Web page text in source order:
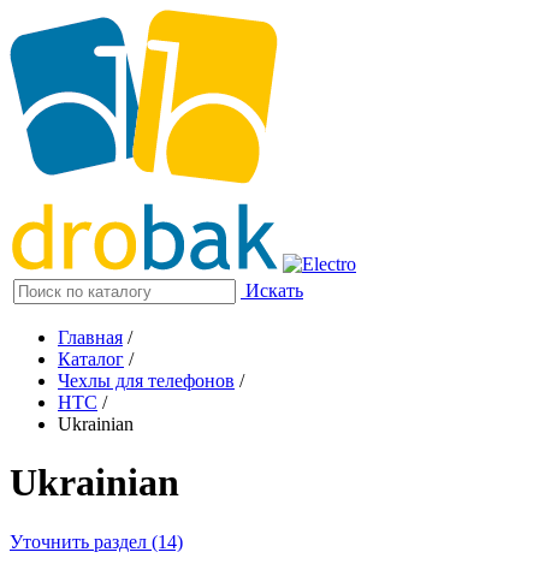
Искать
Главная /
Каталог /
Чехлы для телефонов /
HTC /
Ukrainian
Ukrainian
Уточнить раздел (14)